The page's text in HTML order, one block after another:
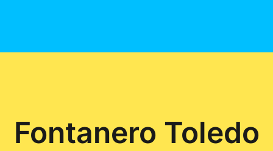
Fontanero Toledo